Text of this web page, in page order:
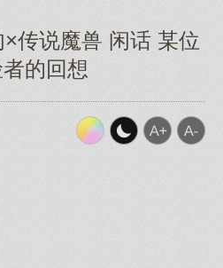
传说魔兽 闲话 某位
的回想